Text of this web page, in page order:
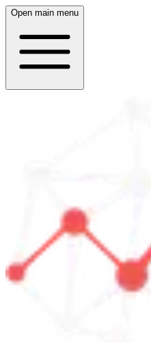
Open main menu